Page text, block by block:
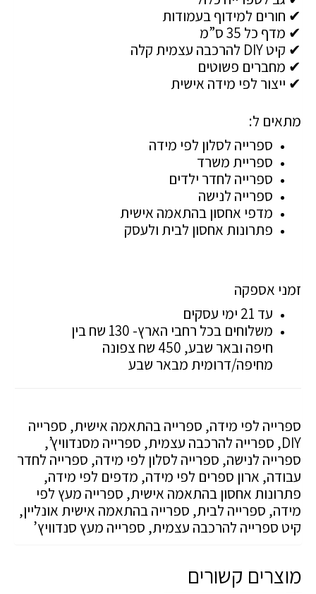
✔ חורים למידוף בעמודות
✔ מדף כל 35 ס”מ
✔ קיט DIY להרכבה עצמית קלה
✔ מחברים פשוטים
✔ ייצור לפי מידה אישית
מתאים ל:
ספרייה לסלון לפי מידה
ספריית משרד
ספרייה לחדר ילדים
ספרייה לנישה
מדפי אחסון בהתאמה אישית
פתרונות אחסון לבית ולעסק
זמני אספקה
עד 21 ימי עסקים
משלוחים בכל רחבי הארץ- 130 שח בין
חיפה ובאר שבע, 450 שח צפונה
מחיפה/דרומית מבאר שבע
ספרייה לפי מידה, ספרייה בהתאמה אישית, ספרייה
DIY, ספרייה להרכבה עצמית, ספרייה מסנדוויץ’,
ספרייה לנישה, ספרייה לסלון לפי מידה, ספרייה לחדר
עבודה, ארון ספרים לפי מידה, מדפים לפי מידה,
פתרונות אחסון בהתאמה אישית, ספרייה מעץ לפי
מידה, ספרייה לבית, ספרייה בהתאמה אישית אונליין,
קיט ספרייה להרכבה עצמית, ספרייה מעץ סנדוויץ’
מוצרים קשורים